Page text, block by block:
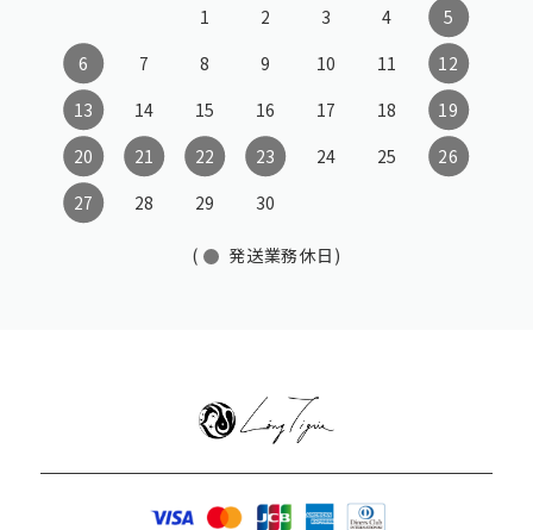
1
2 3 4
5
6
7 8 9 10 11
12
13
14 15 16 17 18
19
20
21 22 23 24 25
26
27
28 29 30
( 発送業務休日)